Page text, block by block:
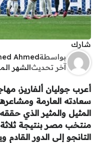
شارك
بواسطةAhmed
آخر تحديث الشهر
أعرب جوليان ألفاريز،
سعادته العارمة
المثيل والمثير الذي
منتخب مصر بنتيجة
التانجو إلى الدور